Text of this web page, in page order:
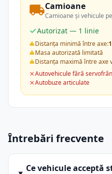
Camioane
Camioane și vehicule
Autorizat — 1 linie
Distanța minimă între axe:
Masa autorizată limitată
Distanța maximă între axe
Autovehicule fără
Autobuze articulate
Întrebări frecvente
Ce vehicule acceptă